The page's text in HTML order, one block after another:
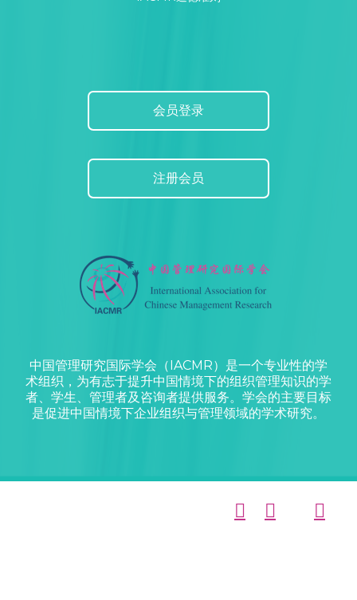
会员登录
注册会员
中国管理研究国际学会（IACMR）是一个专业性的学
术组织，为有志于提升中国情境下的组织管理知识的学
者、学生、管理者及咨询者提供服务。学会的主要目标
是促进中国情境下企业组织与管理领域的学术研究。